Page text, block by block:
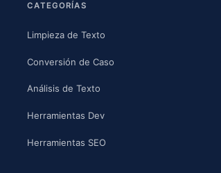
CATEGORÍAS
Limpieza de Texto
Conversión de Caso
Análisis de Texto
Herramientas Dev
Herramientas SEO